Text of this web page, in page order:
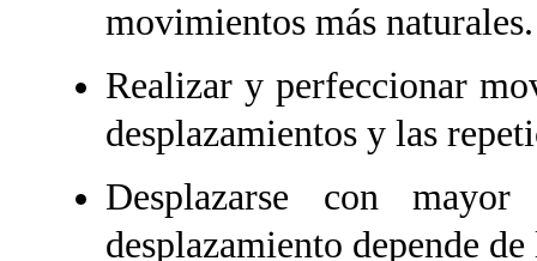
movimientos más naturales.
Realizar y perfeccionar
desplazamientos y las
Desplazarse con
desplazamiento depende